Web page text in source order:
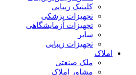
کلینیک زیبایی
تجهیزات پزشکی
تجهیزات آزمایشگاهی
سایر
تجهیزات زیبایی
املاک
ملک صنعتی
مشاور املاک